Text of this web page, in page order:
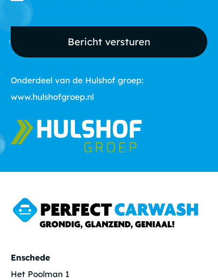
Onderdeel van de Hulshof groep:
www.hulshofgroep.nl
Enschede
Het Poolman 1